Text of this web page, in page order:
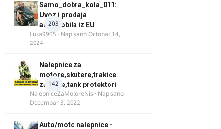
203
Samo_dobra_kola_011:
Uvoz i prodaja
automobila iz EU
Luka9905 · NapisanoOctobar 14,
2024
142
Nalepnice za
motore,skutere,trakice
za felne,tank protektori
NalepniceZaMotoreNis · Napisano
Decembar 3, 2022
Auto/moto nalepnice -